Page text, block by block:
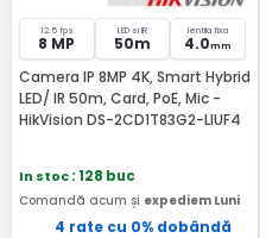
12.5 fps
8 MP
LED si IR
50m
lentila fixa
4.0mm
Camera IP 8MP 4K, Smart Hybrid
LED/ IR 50m, Card, PoE, Mic -
HikVision DS-2CD1T83G2-LIUF4
In stoc: 128 buc
Comandă acum și expediem Luni
4 rate cu 0% dobândă